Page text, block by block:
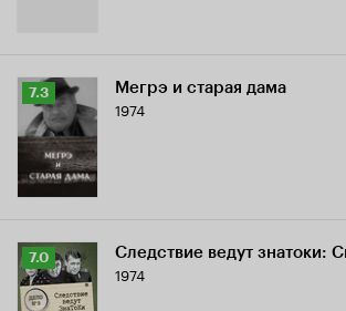
Рейтинг
Кинопоиска
7.3
7.3 Мегрэ и старая дама
1974
Рейтинг
Кинопоиска
7.0
7.0 Следствие ведут знатоки:
1974